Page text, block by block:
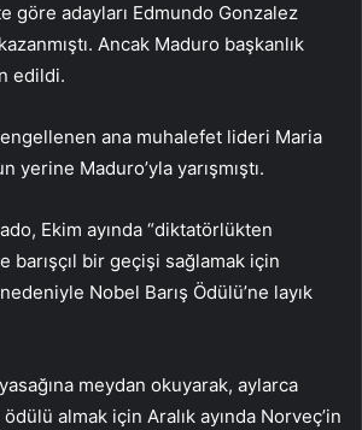
göre adayları Edmundo Gonzalez
Ancak Maduro başkanlık
edildi.
engellenen ana muhalefet lideri Maria
yerine Maduro’yla yarışmıştı.
Ekim ayında “diktatörlükten
barışçıl bir geçişi sağlamak için
Nobel Barış Ödülü’ne layık
meydan okuyarak, aylarca
almak için Aralık ayında Norveç’in